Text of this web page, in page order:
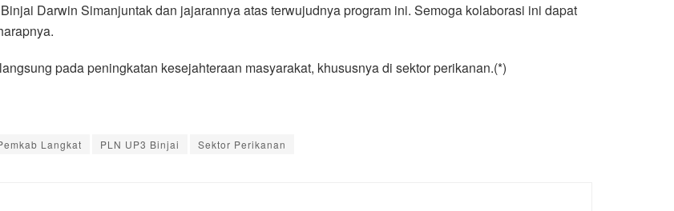
Darwin Simanjuntak dan jajarannya atas terwujudnya program ini. Semoga kolaborasi ini dapat
pada peningkatan kesejahteraan masyarakat, khususnya di sektor perikanan.(*)
Langkat PLN UP3 Binjai Sektor Perikanan